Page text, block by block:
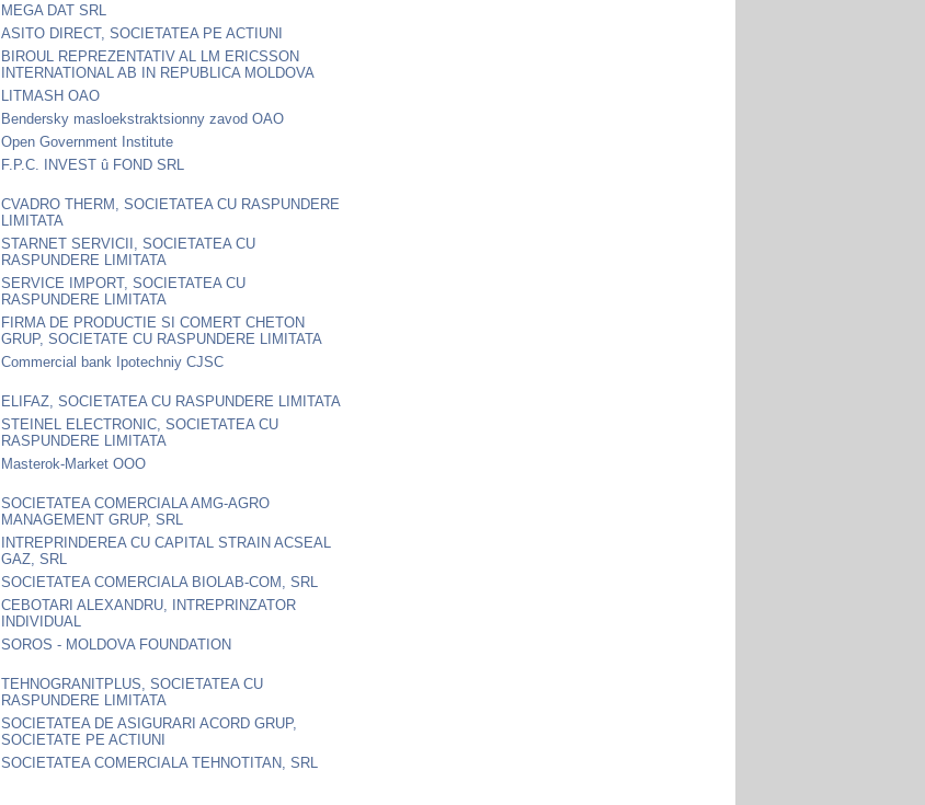
MEGA DAT SRL
ASITO DIRECT, SOCIETATEA PE ACTIUNI
BIROUL REPREZENTATIV AL LM ERICSSON
INTERNATIONAL AB IN REPUBLICA MOLDOVA
LITMASH OAO
Bendersky masloekstraktsionny zavod OAO
Open Government Institute
F.P.C. INVEST û FOND SRL
CVADRO THERM, SOCIETATEA CU RASPUNDERE
LIMITATA
STARNET SERVICII, SOCIETATEA CU
RASPUNDERE LIMITATA
SERVICE IMPORT, SOCIETATEA CU
RASPUNDERE LIMITATA
FIRMA DE PRODUCTIE SI COMERT CHETON
GRUP, SOCIETATE CU RASPUNDERE LIMITATA
Commercial bank Ipotechniy CJSC
ELIFAZ, SOCIETATEA CU RASPUNDERE LIMITATA
STEINEL ELECTRONIC, SOCIETATEA CU
RASPUNDERE LIMITATA
Masterok-Market OOO
SOCIETATEA COMERCIALA AMG-AGRO
MANAGEMENT GRUP, SRL
INTREPRINDEREA CU CAPITAL STRAIN ACSEAL
GAZ, SRL
SOCIETATEA COMERCIALA BIOLAB-COM, SRL
CEBOTARI ALEXANDRU, INTREPRINZATOR
INDIVIDUAL
SOROS - MOLDOVA FOUNDATION
TEHNOGRANITPLUS, SOCIETATEA CU
RASPUNDERE LIMITATA
SOCIETATEA DE ASIGURARI ACORD GRUP,
SOCIETATE PE ACTIUNI
SOCIETATEA COMERCIALA TEHNOTITAN, SRL